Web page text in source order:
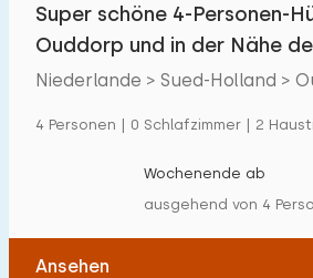
Kinderanimation
Kindereinrichtungen im Park
Zugänglichkeit
Eingeschränkte Mobilität
Rollstuhlgerecht
Hilfsmittel
Super schöne 4-Personen-
Ouddorp und in der Nähe
Nordseestrandes
Niederlande > Sued-Holland >
4 Personen | 0 Schlafzimmer | 2
Wochenende ab
ausgehend von 4
Ansehen